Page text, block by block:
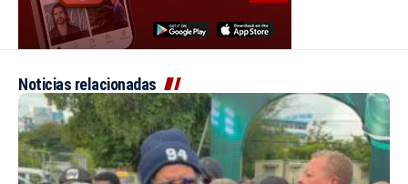
Noticias relacionadas